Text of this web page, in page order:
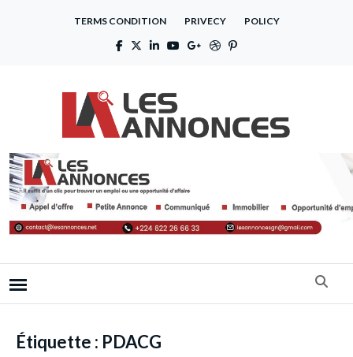
TERMS CONDITION PRIVECY POLICY
Étiquette : PDACG